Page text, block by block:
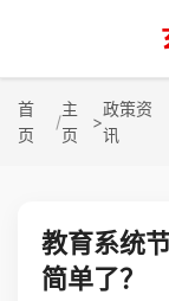
首
页
主
页
>
政策资
讯
教育系统
简单了？